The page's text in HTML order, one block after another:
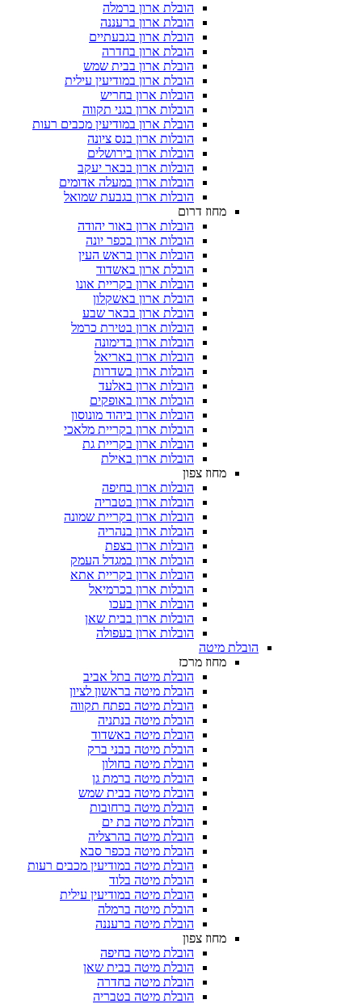
הובלת ארון ברמלה
הובלת ארון ברעננה
הובלת ארון בגבעתיים
הובלת ארון בחדרה
הובלת ארון בבית שמש
הובלת ארון במודיעין עילית
הובלות ארון בחריש
הובלות ארון בגני תקווה
הובלת ארון במודיעין מכבים רעות
הובלות ארון בנס ציונה
הובלות ארון בירושלים
הובלות ארון בבאר יעקב
הובלות ארון במעלה אדומים
הובלות ארון בגבעת שמואל
הובלות ארון באור יהודה
הובלות ארון בכפר יונה
הובלות ארון בראש העין
הובלת ארון באשדוד
הובלות ארון בקריית אונו
הובלת ארון באשקלון
הובלת ארון בבאר שבע
הובלות ארון בטירת כרמל
הובלות ארון בדימונה
הובלות ארון באריאל
הובלות ארון בשדרות
הובלות ארון באלעד
הובלות ארון באופקים
הובלות ארון ביהוד מונוסון
הובלות ארון בקריית מלאכי
הובלות ארון בקריית גת
הובלות ארון באילת
הובלות ארון בחיפה
הובלות ארון בטבריה
הובלות ארון בקריית שמונה
הובלות ארון בנהריה
הובלות ארון בצפת
הובלות ארון במגדל העמק
הובלות ארון בקריית אתא
הובלות ארון בכרמיאל
הובלות ארון בבית שאן
הובלות ארון בעפולה
הובלת מיטה בתל אביב
הובלת מיטה בראשון לציון
הובלת מיטה בפתח תקווה
הובלת מיטה בנתניה
הובלת מיטה באשדוד
הובלת מיטה בבני ברק
הובלת מיטה בחולון
הובלת מיטה ברמת גן
הובלת מיטה בבית שמש
הובלת מיטה ברחובות
הובלת מיטה בת ים
הובלת מיטה בהרצליה
הובלת מיטה בכפר סבא
הובלת מיטה במודיעין מכבים רעות
הובלת מיטה במודיעין עילית
הובלת מיטה ברמלה
הובלת מיטה ברעננה
הובלת מיטה בחיפה
הובלת מיטה בבית שאן
הובלת מיטה בחדרה
הובלת מיטה בטבריה